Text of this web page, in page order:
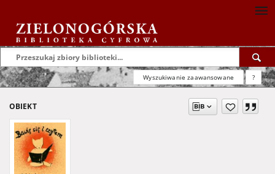
Wyszukiwanie zaawansowane ?
OBIEKT